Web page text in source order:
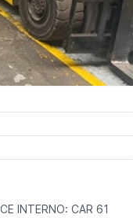
INTERNO: CAR 61